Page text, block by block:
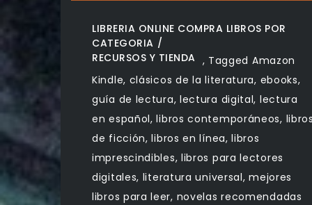
LIBRERIA ONLINE COMPRA LIBROS POR
CATEGORIA
,
RECURSOS Y TIENDA Tagged Amazon
Kindle, clásicos de la literatura, ebooks,
guía de lectura, lectura digital, lectura
en español,libros contemporáneos,
de ficción,libros en línea,libros
imprescindibles, libros para lectores
digitales, literatura universal,mejores
libros para leer, novelas recomendadas